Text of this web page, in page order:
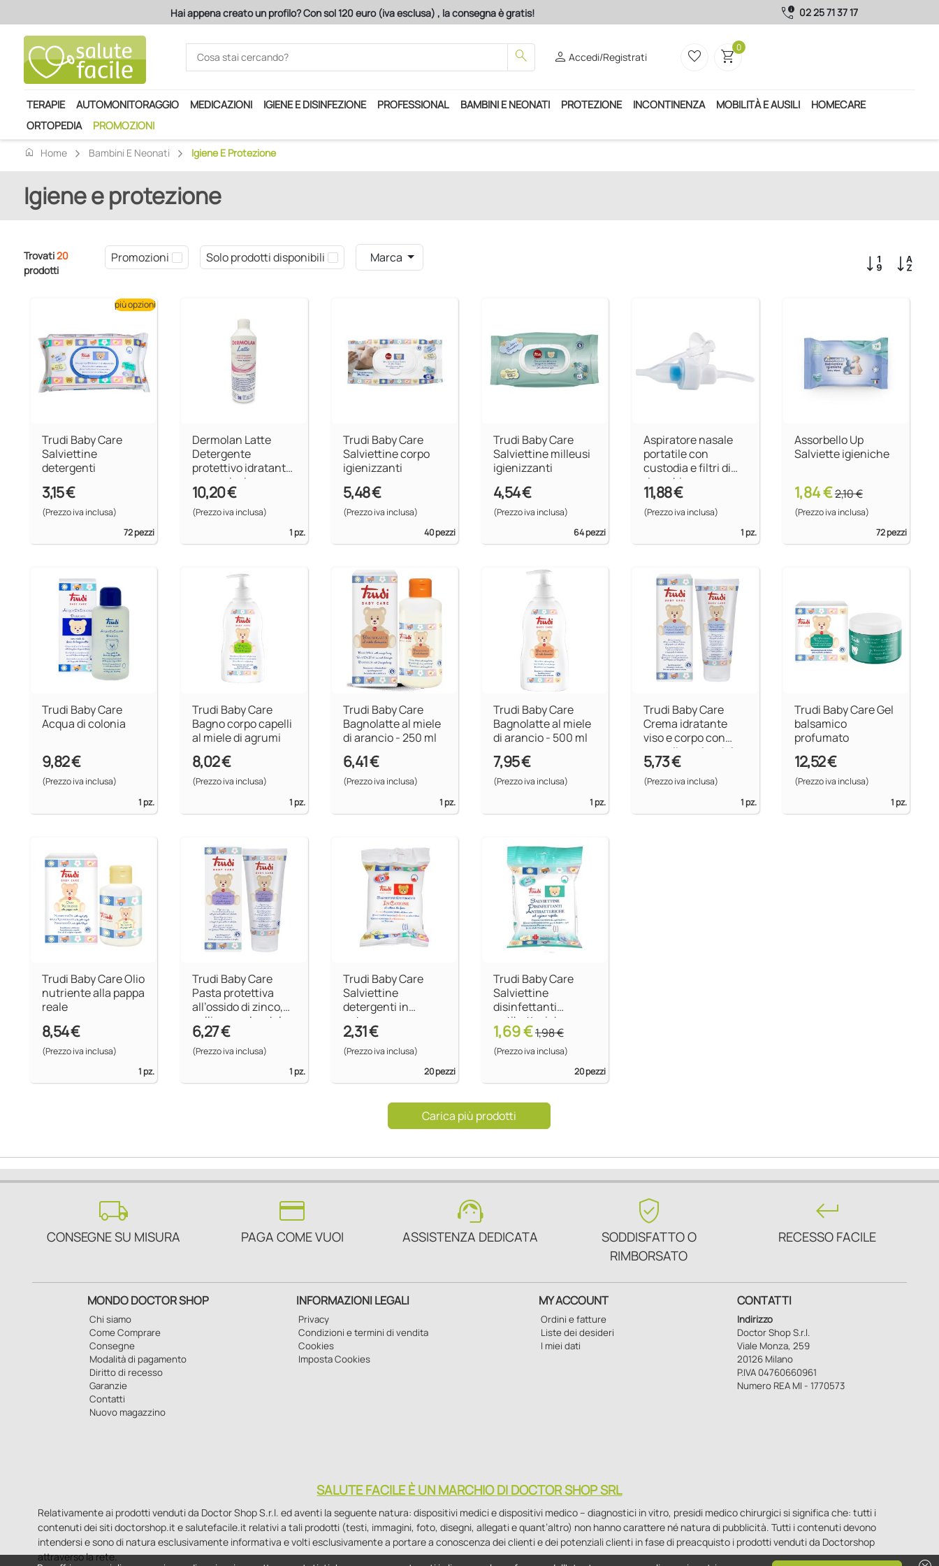
Hai appena creato un profilo? Con sol 120 euro (iva esclusa) , la consegna è gratis! call_quality 02 25 71 37 17
search personAccedi/Registrati favorite_border shopping_cart0
TERAPIE AUTOMONITORAGGIO MEDICAZIONI IGIENE E DISINFEZIONE PROFESSIONAL BAMBINI E NEONATI PROTEZIONE INCONTINENZA MOBILITÀ E AUSILI
HOMECARE
ORTOPEDIA
PROMOZIONI
home
Home Bambini E Neonati Igiene E Protezione
Igiene e protezione
Trovati20
prodotti
Promozioni Solo prodotti disponibili Marca
Trudi Baby Care
Salviettine
detergenti
3,15 €
(Prezzo iva inclusa)
72 pezzi
più opzioni
Dermolan Latte
Detergente
protettivo idratante
senza risciacquo
per uso pediatrico
10,20 €
(Prezzo iva inclusa)
1 pz.
Trudi Baby Care
Salviettine corpo
igienizzanti
5,48 €
(Prezzo iva inclusa)
40 pezzi
Trudi Baby Care
Salviettine milleusi
igienizzanti
4,54 €
(Prezzo iva inclusa)
64 pezzi
Aspiratore nasale
portatile con
custodia e filtri di
ricambio
11,88 €
(Prezzo iva inclusa)
1 pz.
Assorbello Up
Salviette igieniche
1,84 €2,10 €
(Prezzo iva inclusa)
72 pezzi
Trudi Baby Care
Acqua di colonia
9,82 €
(Prezzo iva inclusa)
1 pz.
Trudi Baby Care
Bagno corpo capelli
al miele di agrumi
8,02 €
(Prezzo iva inclusa)
1 pz.
Trudi Baby Care
Bagnolatte al miele
di arancio - 250 ml
6,41 €
(Prezzo iva inclusa)
1 pz.
Trudi Baby Care
Bagnolatte al miele
di arancio - 500 ml
7,95 €
(Prezzo iva inclusa)
1 pz.
Trudi Baby Care
Crema idratante
viso e corpo con
propoli e calendula
5,73 €
(Prezzo iva inclusa)
1 pz.
Trudi Baby Care Gel
balsamico
profumato
12,52 €
(Prezzo iva inclusa)
1 pz.
Trudi Baby Care Olio
nutriente alla pappa
reale
8,54 €
(Prezzo iva inclusa)
1 pz.
Trudi Baby Care
Pasta protettiva
all’ossido di zinco,
polline e calendula
6,27 €
(Prezzo iva inclusa)
1 pz.
Trudi Baby Care
Salviettine
detergenti in
cotone
2,31 €
(Prezzo iva inclusa)
20 pezzi
Trudi Baby Care
Salviettine
disinfettanti
antibatteriche
1,69 €1,98 €
(Prezzo iva inclusa)
20 pezzi
Carica più prodotti
local_shipping
CONSEGNE SU MISURA
credit_card
PAGA COME VUOI
support_agent
ASSISTENZA DEDICATA
verified_user
SODDISFATTO O
RIMBORSATO
keyboard_return
RECESSO FACILE
MONDO DOCTOR SHOP
Chi siamo
Come Comprare
Consegne
Modalità di pagamento
Diritto di recesso
Garanzie
Contatti
Nuovo magazzino
INFORMAZIONI LEGALI
Privacy
Condizioni e termini di vendita
Cookies
Imposta Cookies
MY ACCOUNT
Ordini e fatture
Liste dei desideri
I miei dati
CONTATTI
Indirizzo
Doctor Shop S.r.l.
Viale Monza, 259
20126 Milano
P.IVA 04760660961
Numero REA MI - 1770573
SALUTE FACILE È UN MARCHIO DI DOCTOR SHOP SRL
Relativamente ai prodotti venduti da Doctor Shop S.r.l. ed aventi la seguente natura: dispositivi medici e dispositivi medico – diagnostici in vitro, presidi medico chirurgici si significa che: tutti i
contenuti dei siti doctorshop.it e salutefacile.it relativi a tali prodotti (testi, immagini, foto, disegni, allegati e quant’altro) non hanno carattere né natura di pubblicità. Tutti i contenuti devono
intendersi e sono di natura esclusivamente informativa e volti esclusivamente a portare a conoscenza dei clienti e dei potenziali clienti in fase di preacquisto i prodotti venduti da Doctorshop
attraverso la rete.